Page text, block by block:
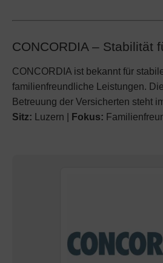
CONCORDIA – Stabilität
CONCORDIA ist bekannt für
familienfreundliche Leistungen.
Betreuung der Versicherten steht
Sitz: Luzern | Fokus: